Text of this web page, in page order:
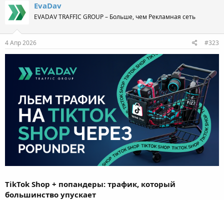
EvaDav
EVADAV TRAFFIC GROUP – Больше, чем Рекламная сеть
4 Апр 2026 #323
TikTok Shop + попандеры: трафик, который
большинство упускает